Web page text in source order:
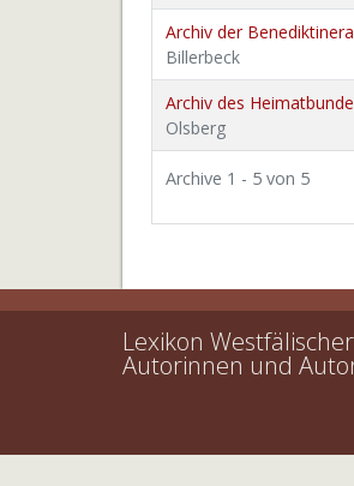
Archiv der
Billerbeck
Archiv des
Olsberg
Archive 1 - 5 von 5
Lexikon Westfälischer
Autorinnen und